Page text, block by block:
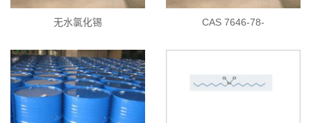
无水氯化锡 CAS 7646-78-